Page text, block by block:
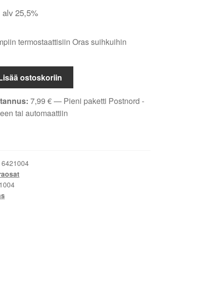
25,5%
termostaattisiin Oras suihkuihin
ostoskoriin
7,99 €— Pieni paketti Postnord -
tai automaattiin
6421004